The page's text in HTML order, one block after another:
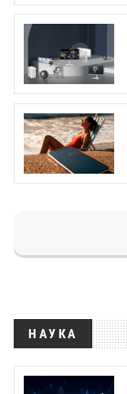
НАУКА